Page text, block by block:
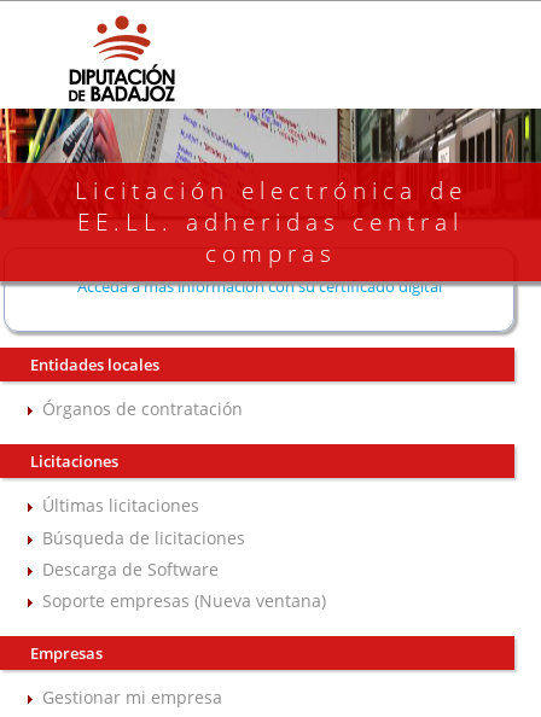
Licitación electrónica de
EE.LL. adheridas central
compras
Acceda a más información con su certificado digital
Entidades locales
Órganos de contratación
Licitaciones
Últimas licitaciones
Búsqueda de licitaciones
Descarga de Software
Soporte empresas (Nueva ventana)
Empresas
Gestionar mi empresa